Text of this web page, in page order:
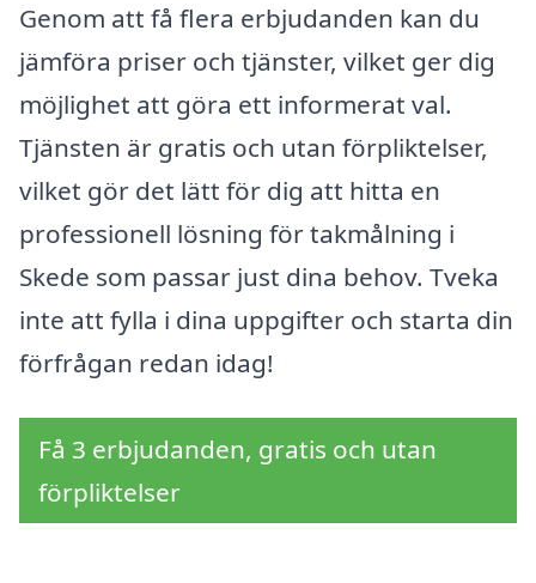
Genom att få flera erbjudanden kan du
jämföra priser och tjänster, vilket ger dig
möjlighet att göra ett informerat val.
Tjänsten är gratis och utan förpliktelser,
vilket gör det lätt för dig att hitta en
professionell lösning för takmålning i
Skede som passar just dina behov. Tveka
inte att fylla i dina uppgifter och starta din
förfrågan redan idag!
Få 3 erbjudanden, gratis och utan
förpliktelser